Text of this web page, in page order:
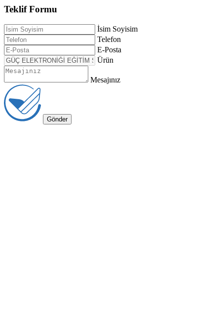
Teklif Formu
İsim Soyisim
Telefon
E-Posta
Ürün
Mesajınız
Gönder